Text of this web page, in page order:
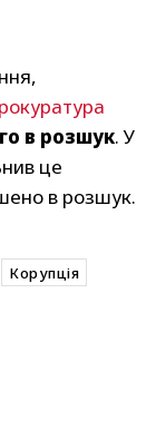
в розшук. У
це
в розшук.
Корупція